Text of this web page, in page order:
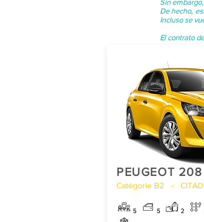
Sin
De hecho,
Incluso se
El contrato
PEUGEOT
Catégorie B2 -